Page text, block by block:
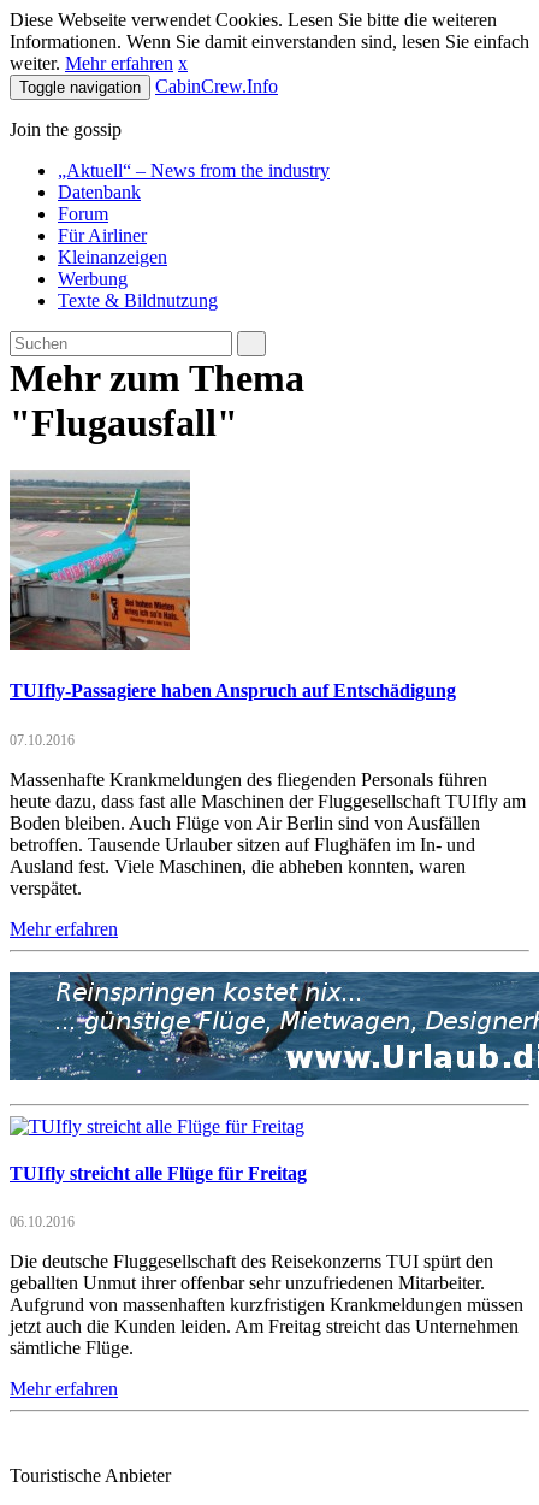
Diese Webseite verwendet Cookies. Lesen Sie bitte die weiteren
Informationen. Wenn Sie damit einverstanden sind, lesen Sie einfach
weiter. Mehr erfahren x
Toggle navigation CabinCrew.Info
Join the gossip
„Aktuell“ – News from the industry
Datenbank
Forum
Für Airliner
Kleinanzeigen
Werbung
Texte & Bildnutzung
Mehr zum Thema
"Flugausfall"
TUIfly-Passagiere haben Anspruch auf Entschädigung
07.10.2016
Massenhafte Krankmeldungen des fliegenden Personals führen
heute dazu, dass fast alle Maschinen der Fluggesellschaft TUIfly am
Boden bleiben. Auch Flüge von Air Berlin sind von Ausfällen
betroffen. Tausende Urlauber sitzen auf Flughäfen im In- und
Ausland fest. Viele Maschinen, die abheben konnten, waren
verspätet.
Mehr erfahren
TUIfly streicht alle Flüge für Freitag
06.10.2016
Die deutsche Fluggesellschaft des Reisekonzerns TUI spürt den
geballten Unmut ihrer offenbar sehr unzufriedenen Mitarbeiter.
Aufgrund von massenhaften kurzfristigen Krankmeldungen müssen
jetzt auch die Kunden leiden. Am Freitag streicht das Unternehmen
sämtliche Flüge.
Mehr erfahren
Touristische Anbieter